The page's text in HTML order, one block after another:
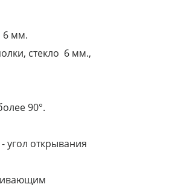
6 мм.
стекло 6 мм.,
90°.
открывания